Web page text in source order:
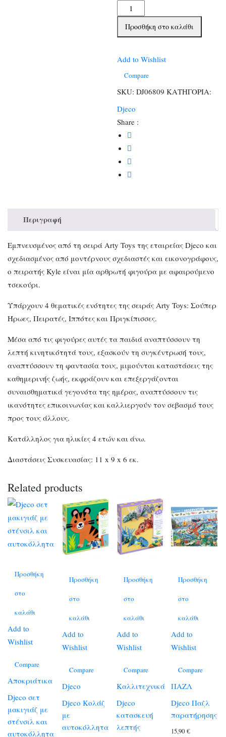
Djeco
Φιγούρα
πειρατή
ποσότητα
Προσθήκη στο καλάθι
Add to Wishlist
Compare
SKU: DJ06809 ΚΑΤΗΓΟΡΙΑ:
Djeco
Share :
Περιγραφή
Εμπνευσμένος από τη σειρά Arty Toys της εταιρείας Djeco και
σχεδιασμένος από μοντέρνους σχεδιαστές και εικονογράφους,
ο πειρατής Kyle είναι μία αρθρωτή φιγούρα με αφαιρούμενο
τσεκούρι.
Υπάρχουν 4 θεματικές ενότητες της σειράς Arty Toys: Σούπερ
Ήρωες, Πειρατές, Ιππότες και Πριγκίπισσες.
Μέσα από τις φιγούρες αυτές τα παιδιά αναπτύσσουν τη
λεπτή κινητικότητά τους, εξασκούν τη συγκέντρωσή τους,
αναπτύσσουν τη φαντασία τους, μιμούνται καταστάσεις της
καθημερινής ζωής, εκφράζουν και επεξεργάζονται
συναισθηματικά γεγονότα της ημέρας, αναπτύσσουν τις
ικανότητες επικοινωνίας και καλλιεργούν τον σεβασμό τους
προς τους άλλους.
Κατάλληλος για ηλικίες 4 ετών και άνω.
Διαστάσεις Συσκευασίας: 11 x 9 x 6 εκ.
Related products
Προσθήκη
στο
καλάθι
Add to
Wishlist
Compare
Αποκριάτικα
Djeco σετ
μακιγιάζ με
στένσιλ και
αυτοκόλλητα
Προσθήκη
στο
καλάθι
Add to
Wishlist
Compare
Djeco
Djeco Κολάζ
με
αυτοκόλλητα
Προσθήκη
στο
καλάθι
Add to
Wishlist
Compare
Καλλιτεχνικά
Djeco
κατασκευή
λεπτής
Προσθήκη
στο
καλάθι
Add to
Wishlist
Compare
ΠΑΖΛ
Djeco Παζλ
παρατήρησης
15,90€